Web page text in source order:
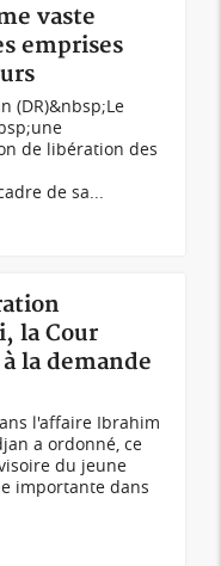
vaste
emprises
(DR)&nbsp;Le
de libération des
de sa...
la Cour
la demande
l'affaire Ibrahim
a ordonné, ce
du jeune
importante dans